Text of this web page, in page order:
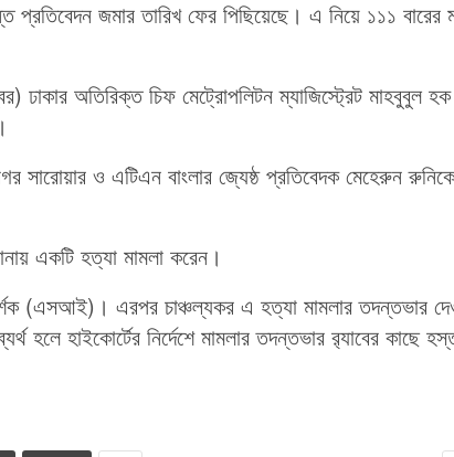
প্রতিবেদন জমার তারিখ ফের পিছিয়েছে। এ নিয়ে ১১১ বারের
ঢাকার অতিরিক্ত চিফ মেট্রোপলিটন ম্যাজিস্ট্রেট মাহবুবুল হক
সারোয়ার ও এটিএন বাংলার জ্যেষ্ঠ প্রতিবেদক মেহেরুন রুনিকে
একটি হত্যা মামলা করেন।
(এসআই)। এরপর চাঞ্চল্যকর এ হত্যা মামলার তদন্তভার
হলে হাইকোর্টের নির্দেশে মামলার তদন্তভার র‌্যাবের কাছে